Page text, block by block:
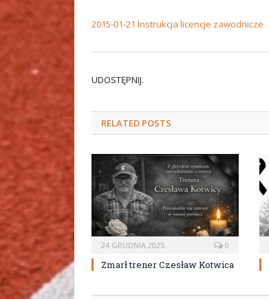
2015-01-21 Instrukcja licencje zawodnicze
UDOSTĘPNIJ.
RELATED POSTS
24 GRUDNIA 2025 0
Zmarł trener Czesław Kotwica